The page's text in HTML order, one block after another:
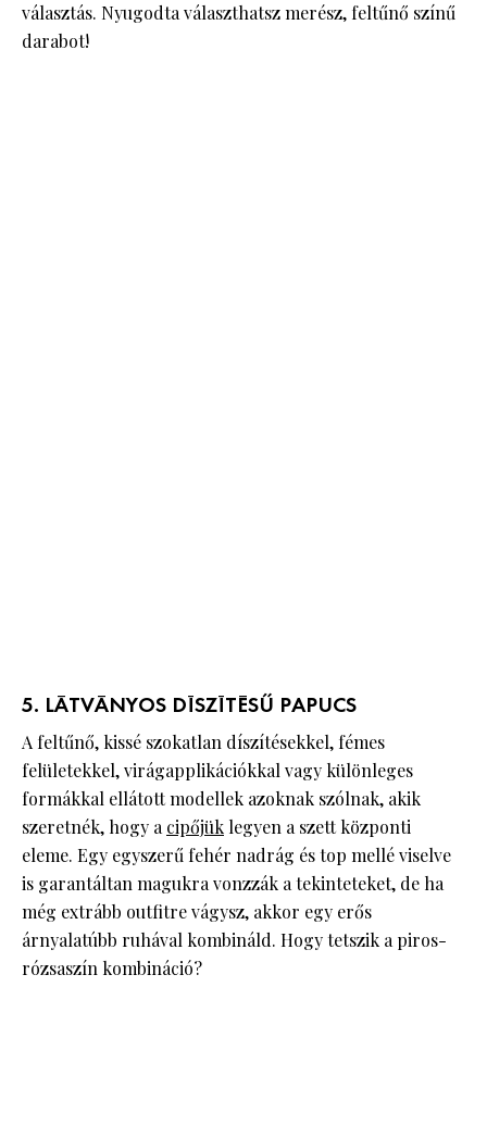
választás. Nyugodta választhatsz merész, feltűnő színű
darabot!
5. LÁTVÁNYOS DÍSZÍTÉSŰ PAPUCS
A feltűnő, kissé szokatlan díszítésekkel, fémes
felületekkel, virágapplikációkkal vagy különleges
formákkal ellátott modellek azoknak szólnak, akik
szeretnék, hogy acipőjük legyen a szett központi
eleme. Egy egyszerű fehér nadrág és top mellé viselve
is garantáltan magukra vonzzák a tekinteteket, de ha
még extrább outfitre vágysz, akkor egy erős
árnyalatúbb ruhával kombináld. Hogy tetszik a piros-
rózsaszín kombináció?